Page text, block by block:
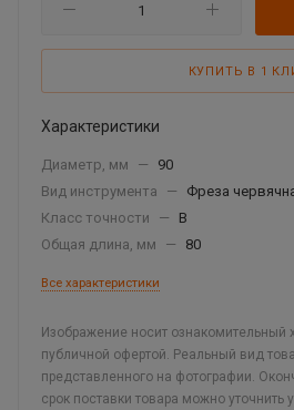
КУПИТЬ В 1
Характеристики
Диаметр, мм —
90
Вид инструмента
—
Фреза
Класс точности
—
B
Общая длина, мм
— 80
Все характеристики
Изображение носит ознакомительный
публичной офертой. Реальный вид
представленного на фотографии.
срок поставки товара можно уточнить